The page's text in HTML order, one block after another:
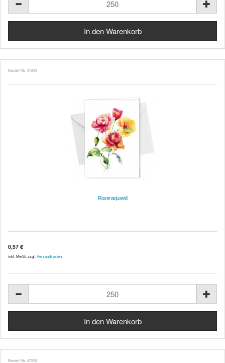
Bestell-Nr. 47299
Rosenaquarell
0,57 €
inkl. MwSt. zzgl. Versandkosten
Bestell-Nr. 47298